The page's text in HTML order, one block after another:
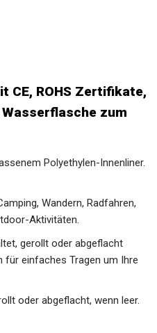
CE, ROHS Zertifikate,
zum
Polyethylen-Innenliner.
Wandern, Radfahren,
Aktivitäten.
gerollt oder abgeflacht
für einfaches Tragen um Ihre
oder abgeflacht, wenn leer.